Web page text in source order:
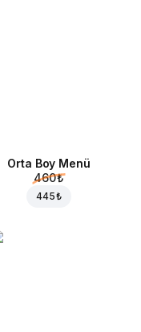
Orta Boy Menü
460 ₺
445 ₺